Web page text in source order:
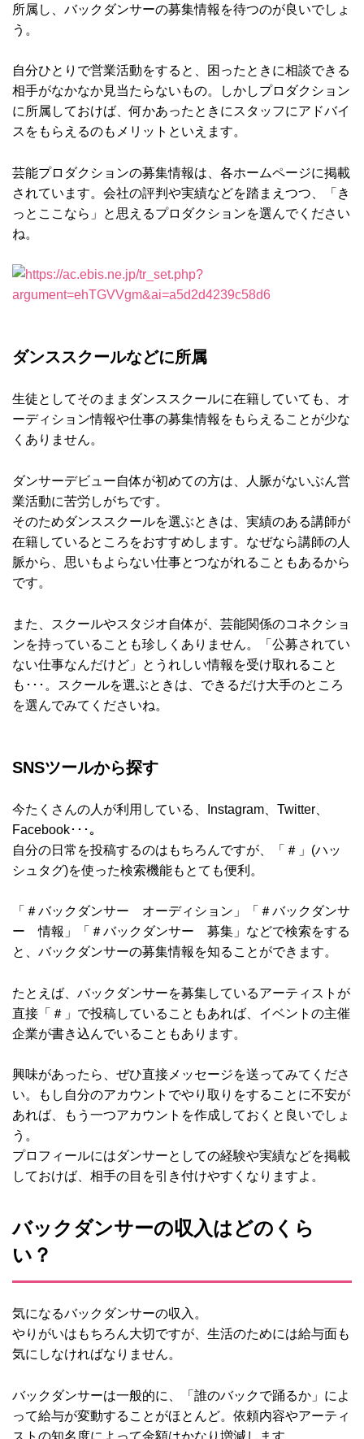
所属し、バックダンサーの募集情報を待つのが良いでしょ
う。
自分ひとりで営業活動をすると、困ったときに相談できる
相手がなかなか見当たらないもの。しかしプロダクション
に所属しておけば、何かあったときにスタッフにアドバイ
スをもらえるのもメリットといえます。
芸能プロダクションの募集情報は、各ホームページに掲載
されています。会社の評判や実績などを踏まえつつ、「き
っとここなら」と思えるプロダクションを選んでください
ね。
ダンススクールなどに所属
生徒としてそのままダンススクールに在籍していても、オ
ーディション情報や仕事の募集情報をもらえることが少な
くありません。
ダンサーデビュー自体が初めての方は、人脈がないぶん営
業活動に苦労しがちです。
そのためダンススクールを選ぶときは、実績のある講師が
在籍しているところをおすすめします。なぜなら講師の人
脈から、思いもよらない仕事とつながれることもあるから
です。
また、スクールやスタジオ自体が、芸能関係のコネクショ
ンを持っていることも珍しくありません。「公募されてい
ない仕事なんだけど」とうれしい情報を受け取れること
も･･･。スクールを選ぶときは、できるだけ大手のところ
を選んでみてくださいね。
SNSツールから探す
今たくさんの人が利用している、Instagram、Twitter、
Facebook･･･。
自分の日常を投稿するのはもちろんですが、「＃」(ハッ
シュタグ)を使った検索機能もとても便利。
「＃バックダンサー オーディション」「＃バックダンサ
ー 情報」「＃バックダンサー 募集」などで検索をする
と、バックダンサーの募集情報を知ることができます。
たとえば、バックダンサーを募集しているアーティストが
直接「＃」で投稿していることもあれば、イベントの主催
企業が書き込んでいることもあります。
興味があったら、ぜひ直接メッセージを送ってみてくださ
い。もし自分のアカウントでやり取りをすることに不安が
あれば、もう一つアカウントを作成しておくと良いでしょ
う。
プロフィールにはダンサーとしての経験や実績などを掲載
しておけば、相手の目を引き付けやすくなりますよ。
バックダンサーの収入はどのくら
い？
気になるバックダンサーの収入。
やりがいはもちろん大切ですが、生活のためには給与面も
気にしなければなりません。
バックダンサーは一般的に、「誰のバックで踊るか」によ
って給与が変動することがほとんど。依頼内容やアーティ
ストの知名度によって金額はかなり増減します。